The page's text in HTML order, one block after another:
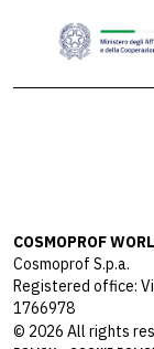
COSMOPROF
Cosmoprof S.p.a.
Registered office:
1766978
© 2026 All rights